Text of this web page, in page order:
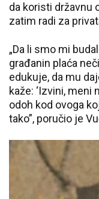
da koristi državnu
zatim radi za
„Da li smo mi
građanin plaća
edukuje, da mu
kaže: ‘Izvini, meni
odoh kod ovoga
tako”, poručio je